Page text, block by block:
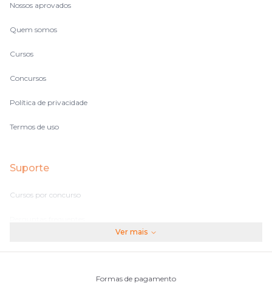
Nossos aprovados
Quem somos
Cursos
Concursos
Política de privacidade
Termos de uso
Suporte
Cursos por concurso
Ver mais
Formas de pagamento